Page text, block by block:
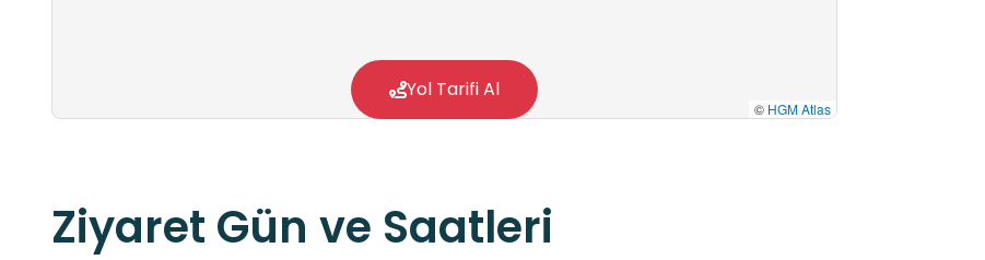
© HGM Atlas
Yol Tarifi Al
Ziyaret Gün ve Saatleri